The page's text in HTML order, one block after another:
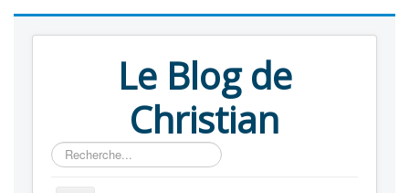
Le Blog de
Christian
Rechercher